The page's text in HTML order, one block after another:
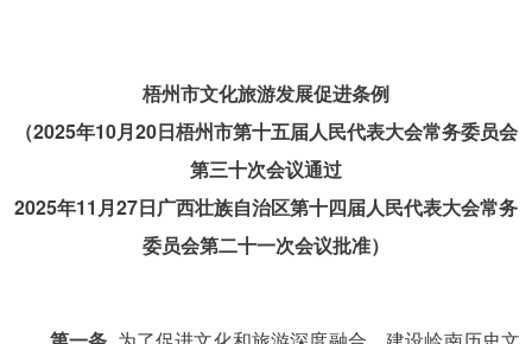
梧州市文化旅游发展促进条例
（2025年10月20日梧州市第十五届人民代表大会常务委员会
第三十次会议通过
2025年11月27日广西壮族自治区第十四届人民代表大会常务
委员会第二十一次会议批准）